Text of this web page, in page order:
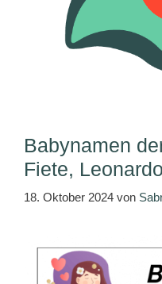
Babynamen
Fiete,
18. Oktober 2024 von